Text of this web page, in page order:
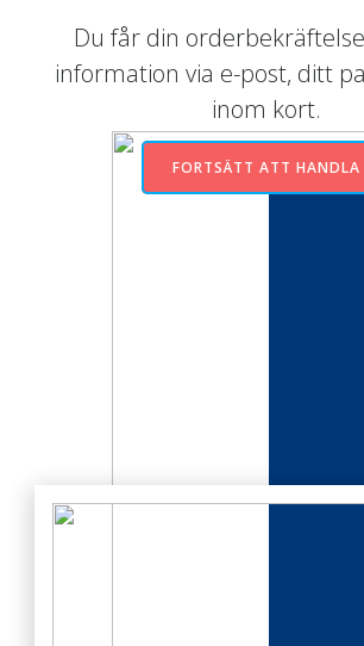
Du får din
information via e-post, ditt
inom kort.
FORTSÄTT ATT HANDLA